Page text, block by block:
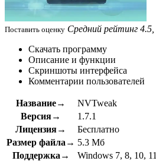
Поставить оценку Средний рейтинг
Скачать программу
Описание и функции
Скриншоты интерфейса
Комментарии пользователей
Название→
NVTweak
Версия→
1.7.1
Лицензия→
Бесплатно
Размер файла→ 5.3 Мб
Поддержка→
Windows 7, 8, 10, 11